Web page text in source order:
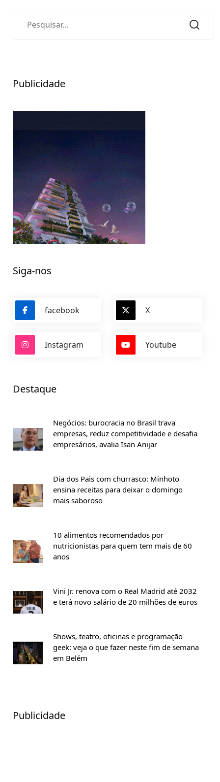
Publicidade
Siga-nos
facebook X
Instagram Youtube
Destaque
Negócios: burocracia no Brasil trava
empresas, reduz competitividade e desafia
empresários, avalia Isan Anijar
Dia dos Pais com churrasco: Minhoto
ensina receitas para deixar o domingo
mais saboroso
10 alimentos recomendados por
nutricionistas para quem tem mais de 60
anos
Vini Jr. renova com o Real Madrid até 2032
e terá novo salário de 20 milhões de euros
Shows, teatro, oficinas e programação
geek: veja o que fazer neste fim de semana
em Belém
Publicidade